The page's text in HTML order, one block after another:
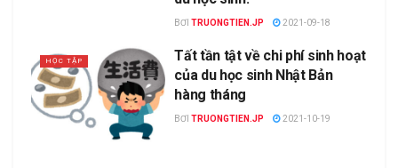
BƠI TRUONGTIEN.JP 2021-09-18
HỌC TẬP
Tất tần tật về chi phí sinh hoạt
của du học sinh Nhật Bản
hàng tháng
BƠI TRUONGTIEN.JP 2021-10-19